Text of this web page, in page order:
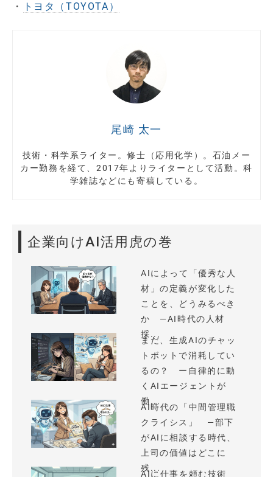
・
トヨタ（TOYOTA）
尾崎 太一
技術・科学系ライター。修士（応用化学）。石油メー
カー勤務を経て、2017年よりライターとして活動。科
学雑誌などにも寄稿している。
企業向けAI活用虎の巻
AIによって「優秀な人
材」の定義が変化した
ことを、どうみるべき
か —AI時代の人材
採...
まだ、生成AIのチャッ
トボットで消耗してい
るの？ ー自律的に動
くAIエージェントが
働...
AI時代の「中間管理職
クライシス」 —部下
がAIに相談する時代、
上司の価値はどこに
残...
AIに仕事を頼む技術